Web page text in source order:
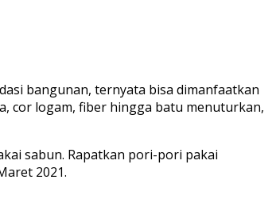
bangunan, ternyata bisa dimanfaatkan
cor logam, fiber hingga batu menuturkan,
sabun. Rapatkan pori-pori pakai
2021.